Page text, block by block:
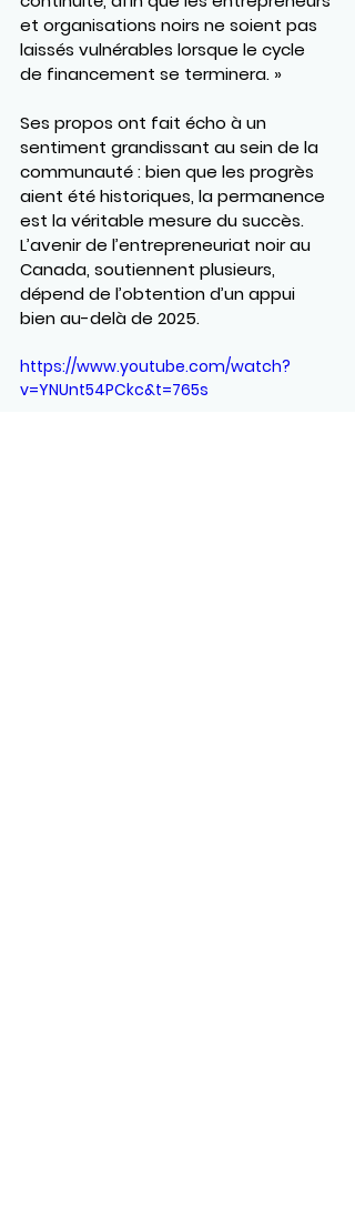
et organisations noirs ne soient pas
laissés vulnérables lorsque le cycle
de financement se terminera. »
Ses propos ont fait écho à un
sentiment grandissant au sein de la
communauté : bien que les progrès
aient été historiques, la permanence
est la véritable mesure du succès.
L’avenir de l’entrepreneuriat noir au
Canada, soutiennent plusieurs,
dépend de l’obtention d’un appui
bien au-delà de 2025.
https://www.youtube.com/watch?
v=YNUnt54PCkc&t=765s